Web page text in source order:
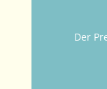
Der